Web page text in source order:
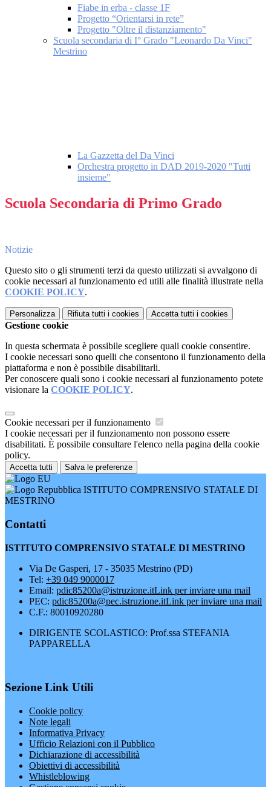
Fiabe in erba - classe 1F
Progetto “Orientarsi in rete”
Progetto "Oltre il distanziamento"
Scuola secondaria di I° Grado "Leonardo Da Vinci"
Mestrino
La Gazzetta del Da Vinci
Orchestra progetto in DAD 2019-2020 "Tutti
insieme"
Scuola Secondaria di Primo Grado
Notizie
Questo sito o gli strumenti terzi da questo utilizzati si avvalgono di
cookie necessari al funzionamento ed utili alle finalità illustrate nella
COOKIE POLICY.
Personalizza Rifiuta tutti i cookies Accetta tutti i cookies
Gestione cookie
In questa schermata è possibile scegliere quali cookie consentire.
I cookie necessari sono quelli che consentono il funzionamento della
piattaforma e non è possibile disabilitarli.
Per conoscere quali sono i cookie necessari al funzionamento potete
visionare la COOKIE POLICY.
Cookie necessari per il funzionamento
I cookie necessari per il funzionamento non possono essere
disabilitati. È possibile consultare l'elenco nella pagina della cookie
policy.
Accetta tutti Salva le preferenze
ISTITUTO COMPRENSIVO STATALE DI
MESTRINO
Contatti
ISTITUTO COMPRENSIVO STATALE DI MESTRINO
Via De Gasperi, 17 - 35035 Mestrino (PD)
Tel: +39 049 9000017
Email: pdic85200a@istruzione.itLink per inviare una mail
PEC: pdic85200a@pec.istruzione.itLink per inviare una mail
C.F.: 80010920280
DIRIGENTE SCOLASTICO: Prof.ssa STEFANIA
PAPPARELLA
Sezione Link Utili
Cookie policy
Note legali
Informativa Privacy
Ufficio Relazioni con il Pubblico
Dichiarazione di accessibilità
Obiettivi di accessibilità
Whistleblowing